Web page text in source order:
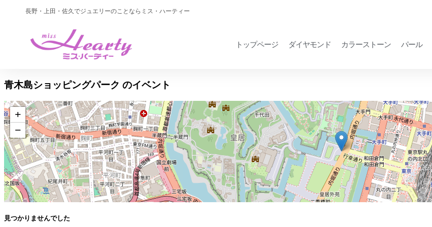
長野・上田・佐久でジュエリーのことならミス・ハーティー
トップページ ダイヤモンド カラーストーン パール
青木島ショッピングパーク のイベント
+
−
見つかりませんでした